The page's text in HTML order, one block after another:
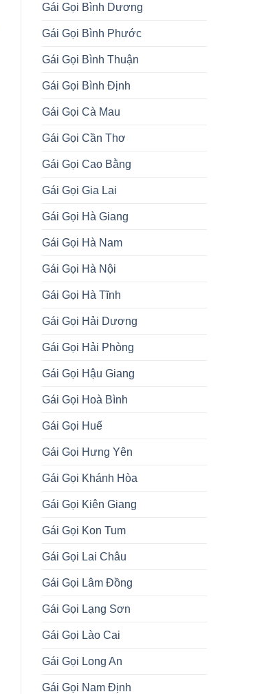
Gái Gọi Bình Dương
Gái Gọi Bình Phước
Gái Gọi Bình Thuận
Gái Gọi Bình Định
Gái Gọi Cà Mau
Gái Gọi Cần Thơ
Gái Gọi Cao Bằng
Gái Gọi Gia Lai
Gái Gọi Hà Giang
Gái Gọi Hà Nam
Gái Gọi Hà Nội
Gái Gọi Hà Tĩnh
Gái Gọi Hải Dương
Gái Gọi Hải Phòng
Gái Gọi Hậu Giang
Gái Gọi Hoà Bình
Gái Gọi Huế
Gái Gọi Hưng Yên
Gái Gọi Khánh Hòa
Gái Gọi Kiên Giang
Gái Gọi Kon Tum
Gái Gọi Lai Châu
Gái Gọi Lâm Đồng
Gái Gọi Lạng Sơn
Gái Gọi Lào Cai
Gái Gọi Long An
Gái Gọi Nam Định
Gái Gọi Huyện Bạch Thông